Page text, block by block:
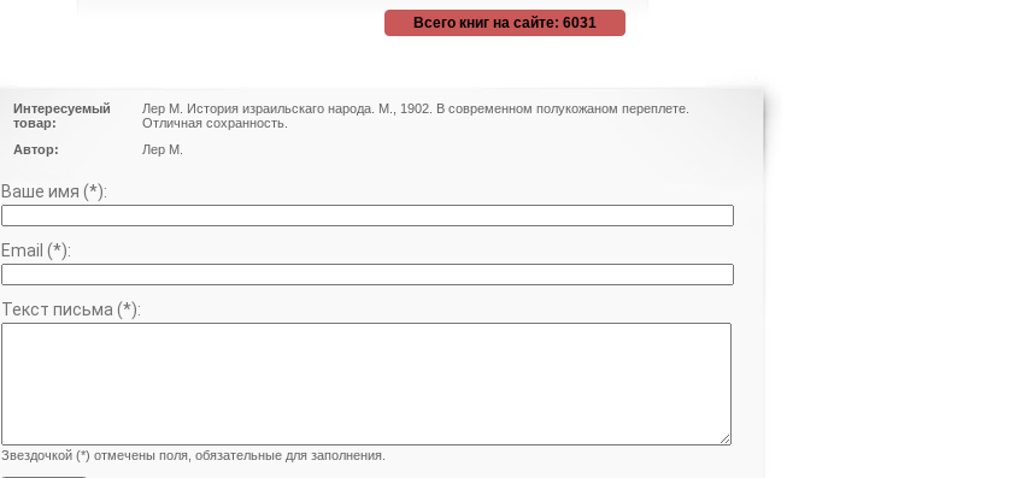
Всего книг на сайте: 6031
Интересуемый
товар:
Лер М. История израильскаго народа. М., 1902. В современном полукожаном переплете.
Отличная сохранность.
Автор:
Лер М.
Ваше имя (*):
Email (*):
Текст письма (*):
Звездочкой (*) отмечены поля, обязательные для заполнения.